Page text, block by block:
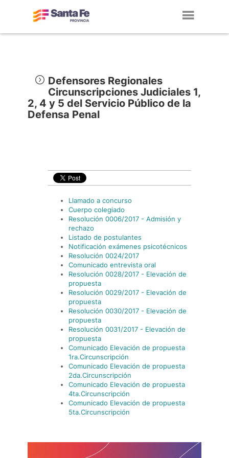
Defensores Regionales
Circunscripciones Judiciales 1,
2, 4 y 5 del Servicio Público de la
Defensa Penal
Llamado a concurso
Cuerpo colegiado
Resolución 0006/2017 - Admisión y
rechazo
Listado de postulantes
Notificación exámenes psicotécnicos
Resolución 0024/2017
Comunicado entrevista oral
Resolución 0028/2017 - Elevación de
propuesta
Resolución 0029/2017 - Elevación de
propuesta
Resolución 0030/2017 - Elevación de
propuesta
Resolución 0031/2017 - Elevación de
propuesta
Comunicado Elevación de propuesta
1ra.Circunscripción
Comunicado Elevación de propuesta
2da.Circunscripción
Comunicado Elevación de propuesta
4ta.Circunscripción
Comunicado Elevación de propuesta
5ta.Circunscripción